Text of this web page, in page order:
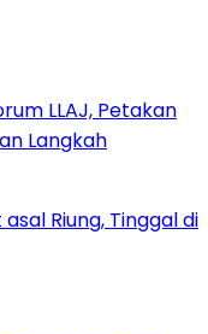
LLAJ, Petakan
Langkah